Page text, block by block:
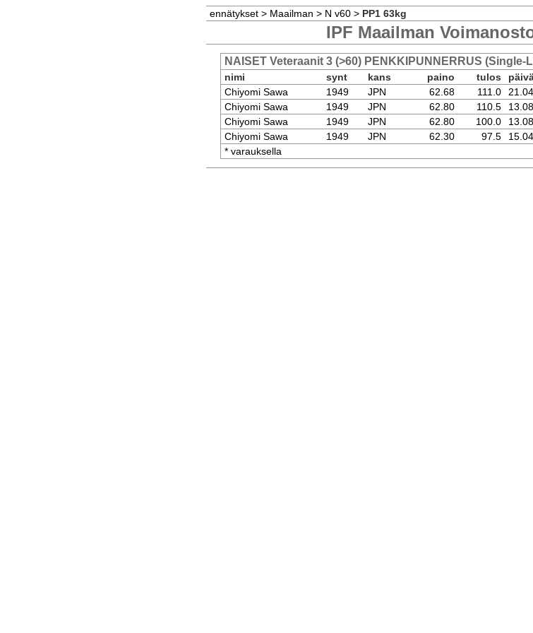
ennätykset > Maailman > N v60 > PP1 63kg
IPF Maailman
NAISET Veteraanit 3 (>60) PENKKIPUNNERRUS (Single-
nimi synt kans paino tulos
Chiyomi Sawa
1949 JPN 62.68 111.0
Chiyomi Sawa
1949 JPN 62.80 110.5
Chiyomi Sawa
1949 JPN 62.80 100.0
Chiyomi Sawa
1949 JPN 62.30 97.5
* varauksella